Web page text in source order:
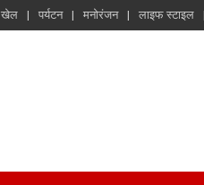
खेल पर्यटन मनोरंजन लाइफ स्टाइल